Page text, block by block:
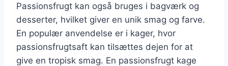
Passionsfrugt kan også bruges i bagværk og
desserter, hvilket giver en unik smag og farve.
En populær anvendelse er i kager, hvor
passionsfrugtsaft kan tilsættes dejen for at
give en tropisk smag. En passionsfrugt kage